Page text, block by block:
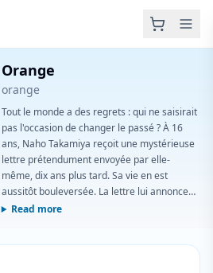
Orange
orange
Tout le monde a des regrets : qui ne saisirait
pas l'occasion de changer le passé ? À 16
ans, Naho Takamiya reçoit une mystérieuse
lettre prétendument envoyée par elle-
même, dix ans plus tard. Sa vie en est
aussitôt bouleversée. La lettre lui annonce
l'arrivée prochaine d'un nouvel élève, Kakeru
Read more